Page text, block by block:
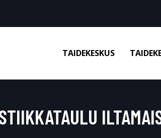
TAIDEKESKUS